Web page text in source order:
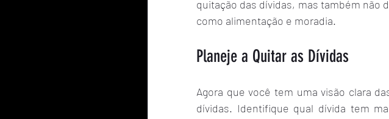
quitação das dívidas, mas também não
como alimentação e moradia.
Planeje a Quitar as Dívidas
Agora que você tem uma visão clara
dívidas. Identifique qual dívida tem